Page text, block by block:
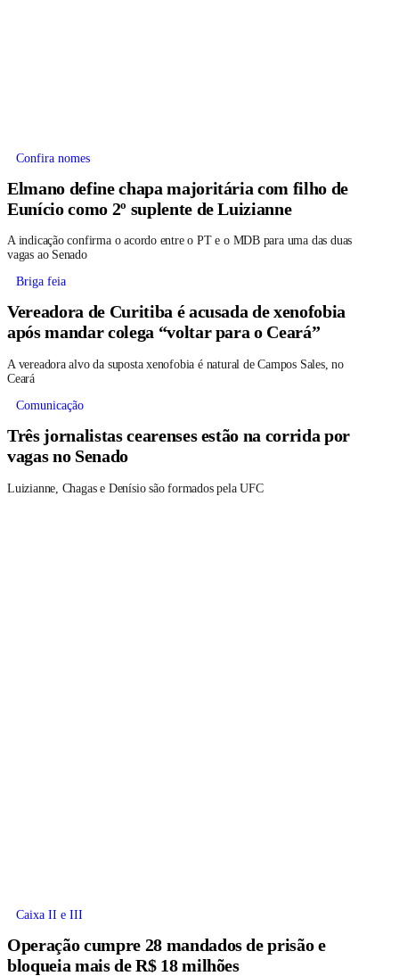
Confira nomes
Elmano define chapa majoritária com filho de
Eunício como 2º suplente de Luizianne
A indicação confirma o acordo entre o PT e o MDB para uma das duas
vagas ao Senado
Briga feia
Vereadora de Curitiba é acusada de xenofobia
após mandar colega “voltar para o Ceará”
A vereadora alvo da suposta xenofobia é natural de Campos Sales, no
Ceará
Comunicação
Três jornalistas cearenses estão na corrida por
vagas no Senado
Luizianne, Chagas e Denísio são formados pela UFC
Caixa II e III
Operação cumpre 28 mandados de prisão e
bloqueia mais de R$ 18 milhões